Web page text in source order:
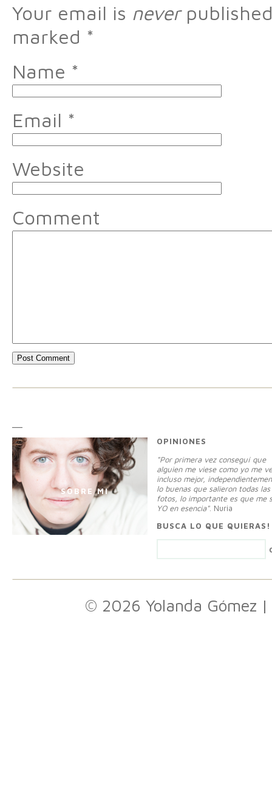
Your email is never
marked *
Name *
Email *
Website
Comment
SOBRE MI
OPINIONES
"Por primera vez conseguí que
alguien me viese como yo me
incluso mejor,
lo buenas que salieron todas las
fotos, lo importante es que me
YO en esencia". Nuria
BUSCA LO QUE QUIERAS!
© 2026 Yolanda Gómez |